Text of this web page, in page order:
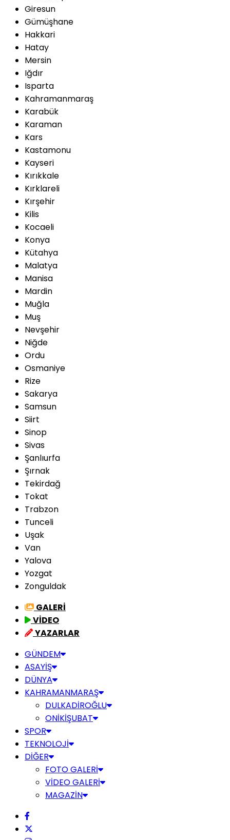
Giresun
Gümüşhane
Hakkari
Hatay
Mersin
Iğdır
Isparta
Kahramanmaraş
Karabük
Karaman
Kars
Kastamonu
Kayseri
Kırıkkale
Kırklareli
Kırşehir
Kilis
Kocaeli
Konya
Kütahya
Malatya
Manisa
Mardin
Muğla
Muş
Nevşehir
Niğde
Ordu
Osmaniye
Rize
Sakarya
Samsun
Siirt
Sinop
Sivas
Şanlıurfa
Şırnak
Tekirdağ
Tokat
Trabzon
Tunceli
Uşak
Van
Yalova
Yozgat
Zonguldak
GALERİ
VİDEO
YAZARLAR
GÜNDEM
ASAYİŞ
DÜNYA
KAHRAMANMARAŞ
DULKADİROĞLU
ONİKİŞUBAT
SPOR
TEKNOLOJİ
DİĞER
FOTO GALERİ
VİDEO GALERİ
MAGAZİN